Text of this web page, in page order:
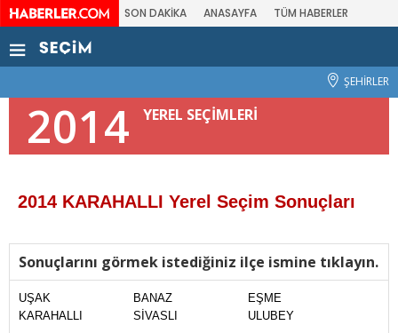
SON DAKİKA ANASAYFA TÜM HABERLER
ŞEHİRLER
2014 YEREL SEÇİMLERİ
2014 KARAHALLI Yerel Seçim Sonuçları
Sonuçlarını görmek istediğiniz ilçe ismine tıklayın.
UŞAK BANAZ
EŞME
KARAHALLI
SİVASLI ULUBEY